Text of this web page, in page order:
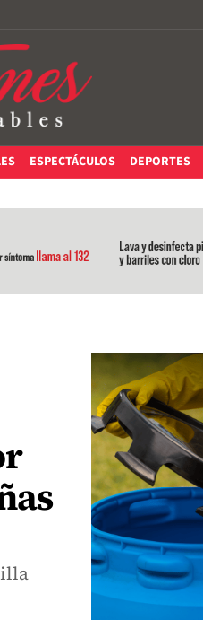
ESPECTÁCULOS DEPORTES